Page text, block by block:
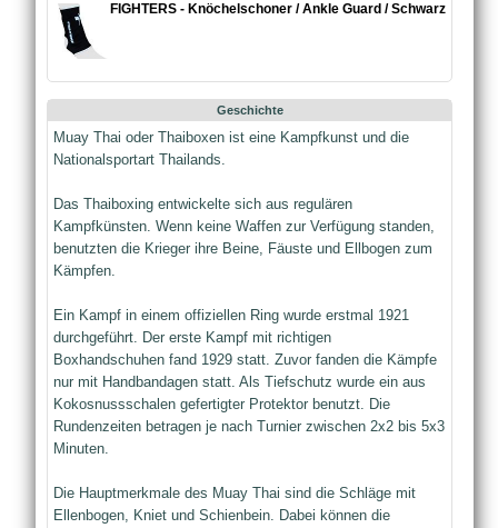
FIGHTERS - Knöchelschoner / Ankle Guard / Schwarz
Geschichte
Muay Thai oder Thaiboxen ist eine Kampfkunst und die
Nationalsportart Thailands.
Das Thaiboxing entwickelte sich aus regulären
Kampfkünsten. Wenn keine Waffen zur Verfügung standen,
benutzten die Krieger ihre Beine, Fäuste und Ellbogen zum
Kämpfen.
Ein Kampf in einem offiziellen Ring wurde erstmal 1921
durchgeführt. Der erste Kampf mit richtigen
Boxhandschuhen fand 1929 statt. Zuvor fanden die Kämpfe
nur mit Handbandagen statt. Als Tiefschutz wurde ein aus
Kokosnussschalen gefertigter Protektor benutzt. Die
Rundenzeiten betragen je nach Turnier zwischen 2x2 bis 5x3
Minuten.
Die Hauptmerkmale des Muay Thai sind die Schläge mit
Ellenbogen, Kniet und Schienbein. Dabei können die